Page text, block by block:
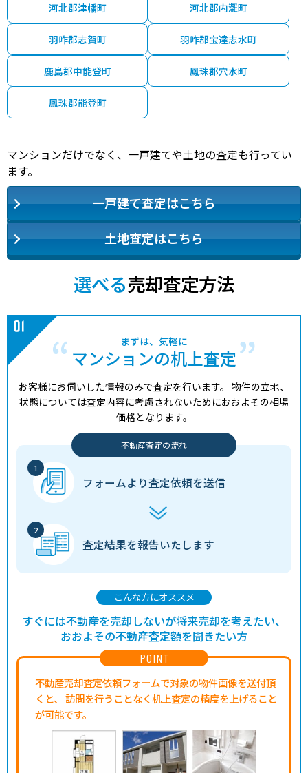
河北郡津幡町 河北郡内灘町
羽咋郡志賀町 羽咋郡宝達志水町
鹿島郡中能登町 鳳珠郡穴水町
鳳珠郡能登町
マンションだけでなく、一戸建てや土地の査定も行ってい
ます。
一戸建て査定はこちら
土地査定はこちら
選べる売却査定方法
まずは、気軽に
マンションの机上査定
お客様にお伺いした情報のみで査定を行います。 物件の立地、
状態については査定内容に考慮されないためにおおよその相場
価格となります。
不動産査定の流れ
フォームより査定依頼を送信
査定結果を報告いたします
POINT
不動産売却査定依頼フォームで対象の物件画像を送付頂
くと、
訪問を行うことなく机上査定の精度を上げること
が可能です。
こんな方にオススメ
すぐには不動産を売却しないが将来売却を考えたい、
おおよその不動産査定額を聞きたい方